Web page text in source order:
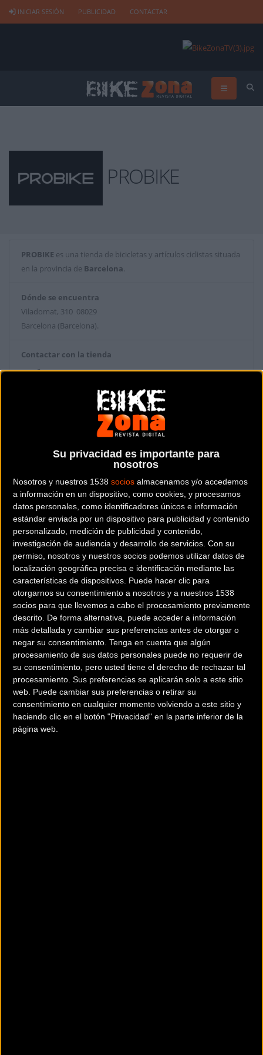
Su privacidad es importante para
nosotros
Nosotros y nuestros 1538 socios almacenamos y/o accedemos
a información en un dispositivo, como cookies, y procesamos
datos personales, como identificadores únicos e información
estándar enviada por un dispositivo para publicidad y contenido
personalizado, medición de publicidad y contenido,
investigación de audiencia y desarrollo de servicios. Con su
permiso, nosotros y nuestros socios podemos utilizar datos de
localización geográfica precisa e identificación mediante las
características de dispositivos. Puede hacer clic para
otorgarnos su consentimiento a nosotros y a nuestros 1538
socios para que llevemos a cabo el procesamiento previamente
descrito. De forma alternativa, puede acceder a información
más detallada y cambiar sus preferencias antes de otorgar o
negar su consentimiento. Tenga en cuenta que algún
procesamiento de sus datos personales puede no requerir de
su consentimiento, pero usted tiene el derecho de rechazar tal
procesamiento. Sus preferencias se aplicarán solo a este sitio
web. Puede cambiar sus preferencias o retirar su
consentimiento en cualquier momento volviendo a este sitio y
haciendo clic en el botón "Privacidad" en la parte inferior de la
página web.
INICIAR SESIÓN PUBLICIDAD CONTACTAR
PROBIKE
PROBIKE es una tienda de bicicletas y artículos ciclistas situada
en la provincia de Barcelona.
Dónde se encuentra
Viladomat, 310 08029
Barcelona (Barcelona).
Contactar con la tienda
93 419 78 89
Web y RRSS de la tienda
Terms of use © 1987–2026 HERE
200 km
¿Eres el propietario de esta tienda? Descubre cómo hacerte tienda
Premium para llegar a más clientes.
Comercios Bz Premium
MC SKI BIKE